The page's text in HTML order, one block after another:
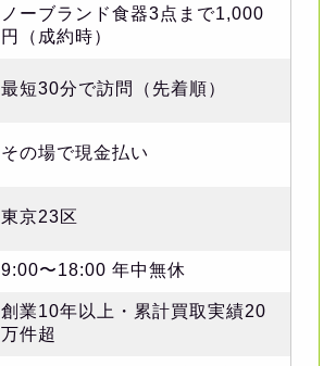
ノーブランド食器3点まで1,000
円（成約時）
最短30分で訪問（先着順）
その場で現金払い
東京23区
9:00〜18:00 年中無休
創業10年以上・累計買取実績20
万件超